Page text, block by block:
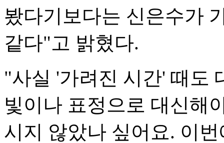
봤다기보다는 신은수가
같다"고 밝혔다.
"사실 '가려진 시간' 때도
빛이나 표정으로 대신해
시지 않았나 싶어요. 이